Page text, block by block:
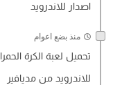
اصدار للاندرويد
منذ بضع اعوام
للاندرويد من مديافير